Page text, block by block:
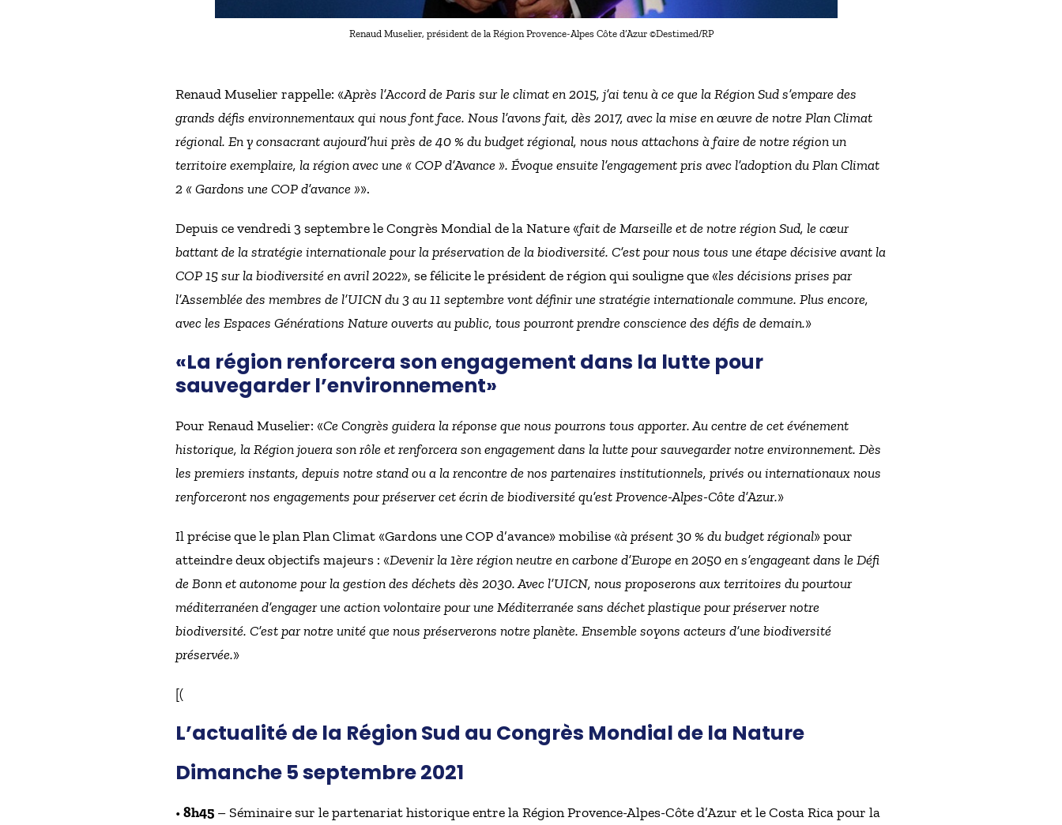
Renaud Muselier, président de la Région Provence-Alpes Côte d’Azur ©Destimed/RP
Renaud Muselier rappelle: «Après l’Accord de Paris sur le climat en 2015, j’ai tenu à ce que la Région Sud s’empare des
grands défis environnementaux qui nous font face. Nous l’avons fait, dès 2017, avec la mise en œuvre de notre Plan Climat
régional. En y consacrant aujourd’hui près de 40 % du budget régional, nous nous attachons à faire de notre région un
territoire exemplaire, la région avec une «COP d’Avance ». Évoque ensuite l’engagement pris avec l’adoption du Plan Climat
2 « Gardons une COP d’avance »».
Depuis ce vendredi 3 septembre le Congrès Mondial de la Nature «fait de Marseille et de notre région Sud, le cœur
battant de la stratégie internationale pour la préservation de la biodiversité. C’est pour nous tous une étape décisive avant la
COP 15 sur la biodiversité en avril 2022», se félicite le président de région qui souligne que «les décisions prises par
l’Assemblée des membres de l’UICN du 3 au 11 septembre vont définir une stratégie internationale commune. Plus encore,
avec les Espaces Générations Nature ouverts au public, tous pourront prendre conscience des défis de demain.»
«La région renforcera son engagement dans la lutte pour
sauvegarder l’environnement»
Pour Renaud Muselier: «Ce Congrès guidera la réponse que nous pourrons tous apporter. Au centre de cet événement
historique, la Région jouera son rôle et renforcera son engagement dans la lutte pour sauvegarder notre environnement. Dès
les premiers instants, depuis notre stand ou a la rencontre de nos partenaires institutionnels, privés ou internationaux nous
renforceront nos engagements pour préserver cet écrin de biodiversité qu’est Provence-Alpes-Côte d’Azur.»
Il précise que le plan Plan Climat «Gardons une COP d’avance» mobilise «à présent 30 % du budget régional» pour
atteindre deux objectifs majeurs : «Devenir la 1ère région neutre en carbone d’Europe en 2050 en s’engageant dans le Défi
de Bonn et autonome pour la gestion des déchets dès 2030. Avec l’UICN, nous proposerons aux territoires du pourtour
méditerranéen d’engager une action volontaire pour une Méditerranée sans déchet plastique pour préserver notre
biodiversité. C’est par notre unité que nous préserverons notre planète. Ensemble soyons acteurs d’une biodiversité
préservée.»
[(
L’actualité de la Région Sud au Congrès Mondial de la Nature
Dimanche 5 septembre 2021
•8h45 – Séminaire sur le partenariat historique entre la Région Provence-Alpes-Côte d’Azur et le Costa Rica pour la